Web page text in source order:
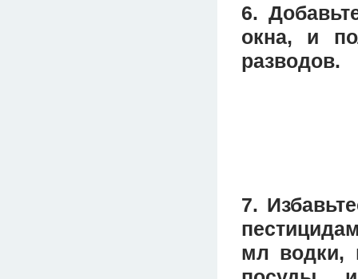
6.
окна, и
разводов.
7.
мл водки,